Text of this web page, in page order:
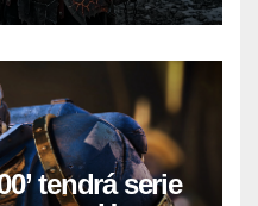
tendrá serie